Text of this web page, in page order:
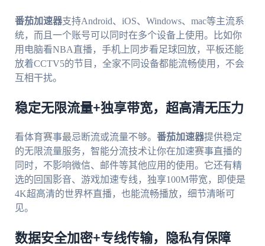
番茄加速器支持Android、iOS、Windows、mac等主流系
统，而且一个账号可以同时在多个设备上使用。比如你
用电脑看NBA直播，手机上同步看足球回放，平板还能
放着CCTV5的节目，全家不同设备都能流畅使用，不会
互相干扰。
稳定无限流量+独享带宽，超高清无压力
看体育赛事最忌断流或流量不够。 番茄加速器提供稳定
的无限流量服务，智能分流技术让你在加速赛事直播的
同时，不影响微信、邮件等其他应用的使用。它还有精
选的回国影音、游戏加速专线，独享100M带宽，即使是
4K超高清的世界杯直播，也能流畅播放，细节清晰可
见。
数据安全加密+专线传输，隐私有保障